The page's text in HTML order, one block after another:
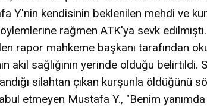
Y.'nin kendisinin beklenilen mehdi ve
rağmen ATK'ya sevk edilmişti.
rapor mahkeme başkanı tarafından
akıl sağlığının yerinde olduğu belirtildi.
silahtan çıkan kurşunla öldüğünü
etmeyen Mustafa Y., "Benim